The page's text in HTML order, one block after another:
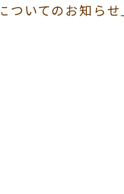
ついてのお知らせ